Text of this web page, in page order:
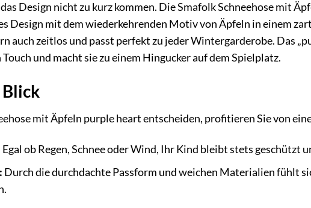
Design nicht zu kurz kommen. Die Smafolk Schneehose mit
Design mit dem wiederkehrenden Motiv von Äpfeln in einem
auch zeitlos und passt perfekt zu jeder Wintergarderobe. Das
und macht sie zu einem Hingucker auf dem Spielplatz.
mit Äpfeln purple heart entscheiden, profitieren Sie von
Egal ob Regen, Schnee oder Wind, Ihr Kind bleibt stets geschützt
Durch die durchdachte Passform und weichen Materialien fühlt